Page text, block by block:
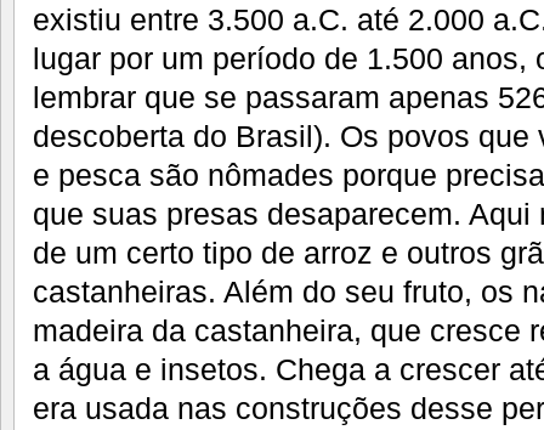
existiu entre 3.500 a.C. até 2.000
lugar por um período de 1.500 anos,
lembrar que se passaram apenas
descoberta do Brasil). Os povos
e pesca são nômades porque
que suas presas desaparecem.
de um certo tipo de arroz e outros
castanheiras. Além do seu fruto, os
madeira da castanheira, que cresce
a água e insetos. Chega a crescer
era usada nas construções desse